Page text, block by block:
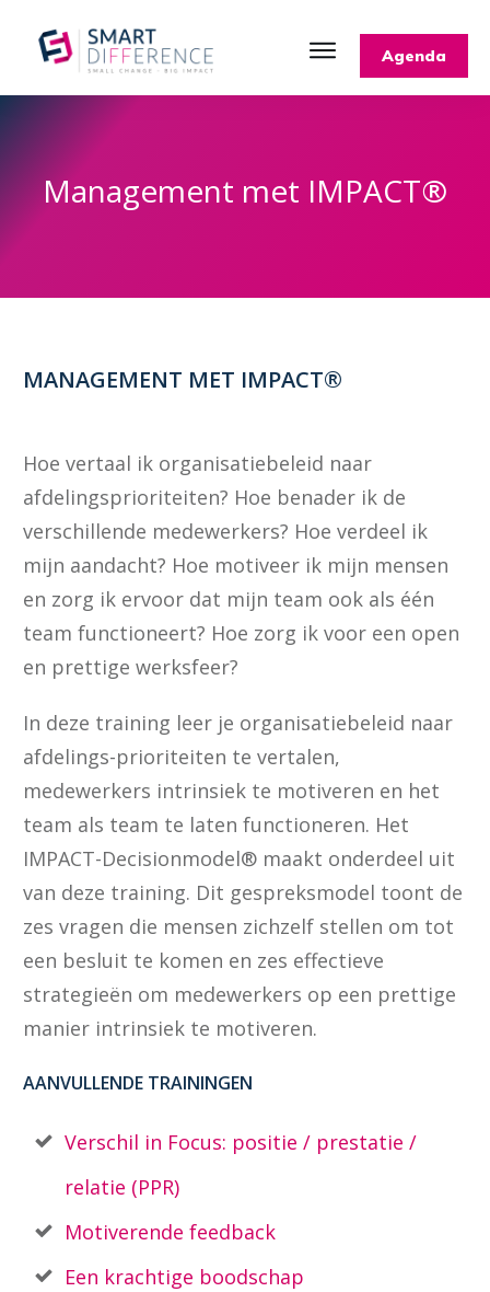
Agenda
Management met IMPACT®
MANAGEMENT MET IMPACT®
Hoe vertaal ik organisatiebeleid naar
afdelingsprioriteiten? Hoe benader ik de
verschillende medewerkers? Hoe verdeel ik
mijn aandacht? Hoe motiveer ik mijn mensen
en zorg ik ervoor dat mijn team ook als één
team functioneert? Hoe zorg ik voor een open
en prettige werksfeer?
In deze training leer je organisatiebeleid naar
afdelings-prioriteiten te vertalen,
medewerkers intrinsiek te motiveren en het
team als team te laten functioneren. Het
IMPACT-Decisionmodel® maakt onderdeel uit
van deze training. Dit gespreksmodel toont de
zes vragen die mensen zichzelf stellen om tot
een besluit te komen en zes effectieve
strategieën om medewerkers op een prettige
manier intrinsiek te motiveren.
AANVULLENDE TRAININGEN
Verschil in Focus: positie / prestatie /
relatie (PPR)
Motiverende feedback
Een krachtige boodschap